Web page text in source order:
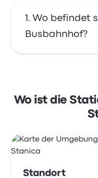
Wo befindet
Busbahnhof?
den Standort
auf einer Karte an.
Wo ist die
Standort